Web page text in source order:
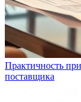
Практичность
поставщика